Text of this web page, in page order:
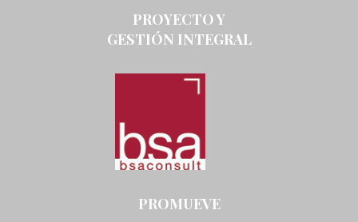
PROYECTO Y
GESTIÓN INTEGRAL
PROMUEVE